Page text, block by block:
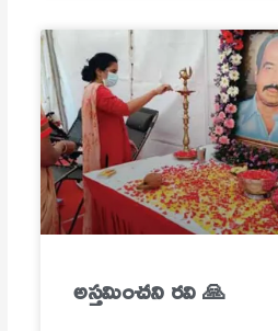
అస్తమించని రవి 🙏